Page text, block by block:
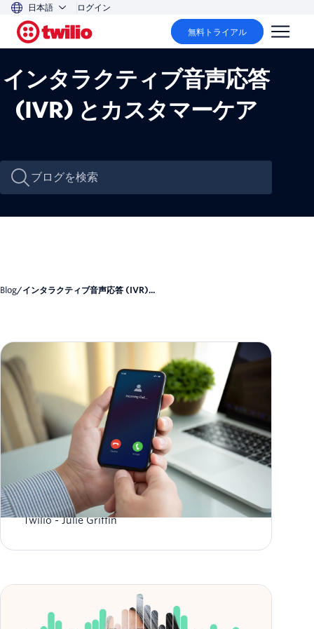
日本語 ログイン
無料トライアル
インタラクティブ音声応答
(IVR) とカスタマーケア
Blog/ インタラクティブ音声応答 (IVR)...
ブランデッドコーリングとは？
Twilio
Julie Griffin